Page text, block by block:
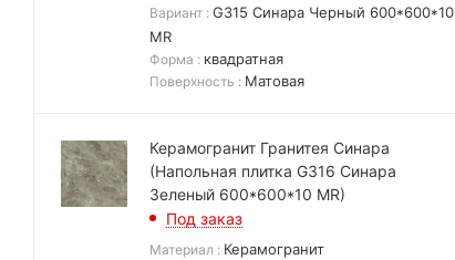
Вариант : G315 Синара Черный 600*600*10
MR
Форма : квадратная
Поверхность : Матовая
Керамогранит Гранитея Синара
(Напольная плитка G316 Синара
Зеленый 600*600*10 MR)
Под заказ
Материал : Керамогранит